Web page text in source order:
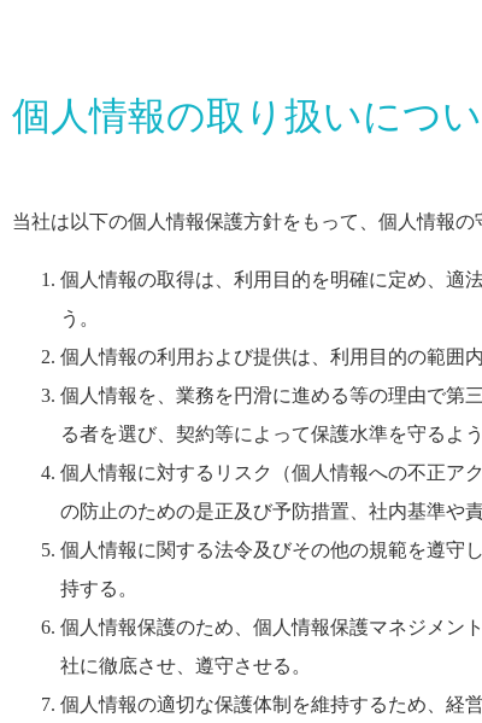
個人情報の取り扱いにつ
当社は以下の個人情報保護方針をもって、個人情報の
個人情報の取得は、利用目的を明確に定め、適
う。
個人情報の利用および提供は、利用目的の範囲内
個人情報を、業務を円滑に進める等の理由で第
る者を選び、契約等によって保護水準を守るよ
個人情報に対するリスク（個人情報への不正ア
の防止のための是正及び予防措置、社内基準や
個人情報に関する法令及びその他の規範を遵守
持する。
個人情報保護のため、個人情報保護マネジメン
社に徹底させ、遵守させる。
個人情報の適切な保護体制を維持するため、経